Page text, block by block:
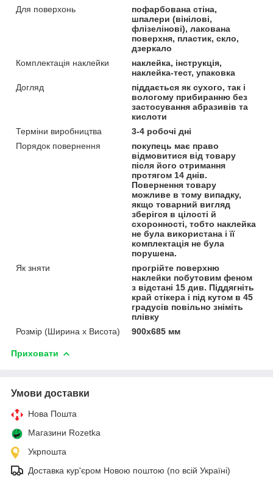
Для поверхонь
пофарбована стіна,
шпалери (вінілові,
флізелінові), лакована
поверхня, пластик, скло,
дзеркало
Комплектація наклейки
наклейка, інструкція,
наклейка-тест, упаковка
Догляд
піддається як сухого, так і
вологому прибиранню без
застосування абразивів та
кислоти
Терміни виробництва
3-4 робочі дні
Порядок повернення
покупець має право
відмовитися від товару
після його отримання
протягом 14 днів.
Повернення товару
можливе в тому випадку,
якщо товарний вигляд
зберігся в цілості й
схоронності, тобто наклейка
не була використана і її
комплектація не була
порушена.
Як зняти
прогрійте поверхню
наклейки побутовим феном
з відстані 15 див. Піддягніть
край стікера і під кутом в 45
градусів повільно зніміть
плівку
Розмір (Ширина х Висота)
900х685 мм
Приховати
Умови доставки
Нова Пошта
Магазини Rozetka
Укрпошта
Доставка кур'єром Новою поштою (по всій Україні)